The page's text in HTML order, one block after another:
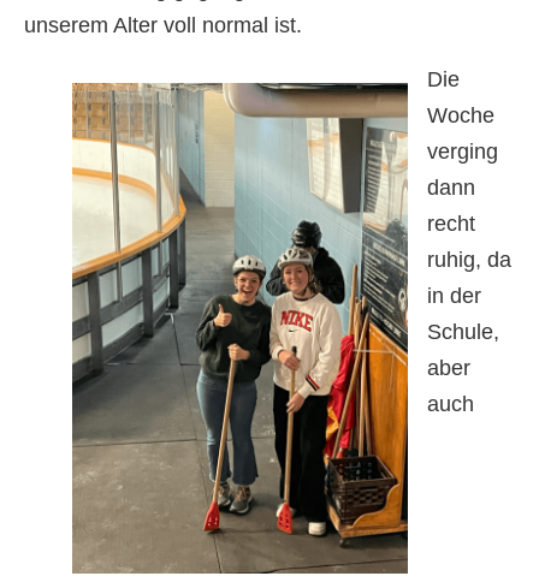
unserem Alter voll normal ist.
Die
Woche
verging
dann
recht
ruhig, da
in der
Schule,
aber
auch